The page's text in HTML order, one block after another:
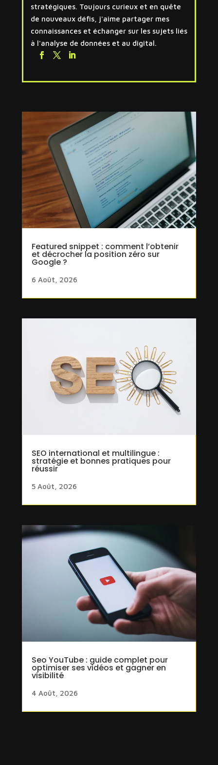
stratégiques. Toujours curieux et en quête
de nouveaux défis, j'aime partager mes
connaissances et échanger sur les sujets liés
à l'analyse de données et au digital.
Featured snippet : comment l’obtenir
et décrocher la position zéro sur
Google ?
6 Août, 2026
SEO international et multilingue :
stratégie et bonnes pratiques pour
réussir
5 Août, 2026
Seo YouTube : guide complet pour
optimiser ses vidéos et gagner en
visibilité
4 Août, 2026